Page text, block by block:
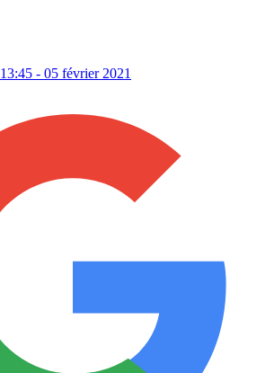
13:45 - 05 février 2021